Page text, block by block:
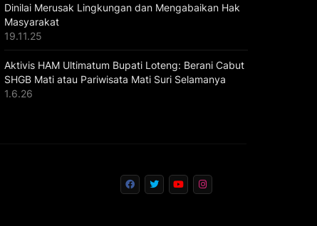
Dinilai Merusak Lingkungan dan Mengabaikan Hak
Masyarakat
19.11.25
Aktivis HAM Ultimatum Bupati Loteng: Berani Cabut
SHGB Mati atau Pariwisata Mati Suri Selamanya
1.6.26